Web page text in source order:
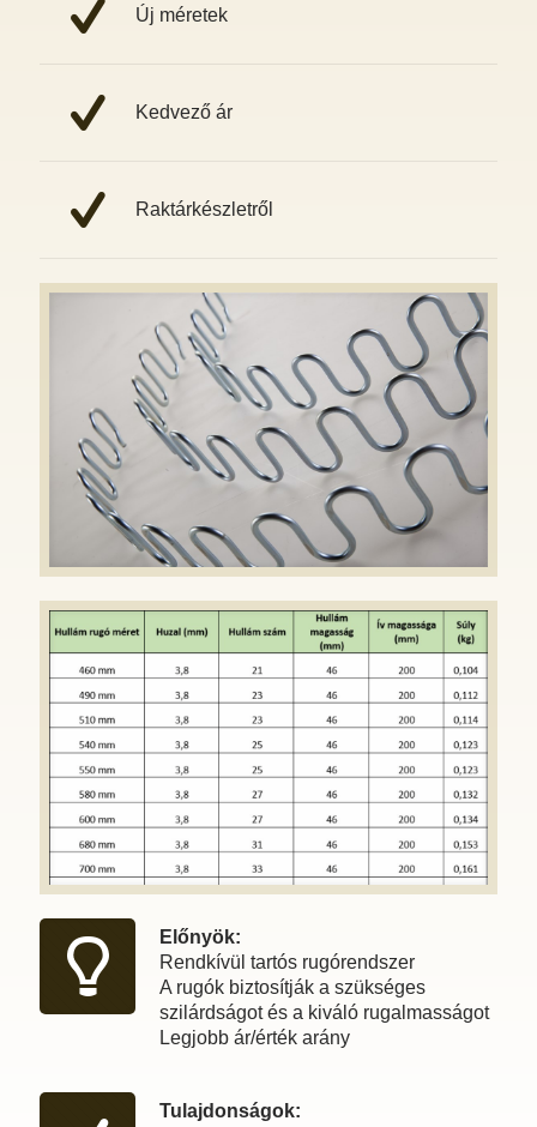
Új méretek
Kedvező ár
Raktárkészletről
Előnyök:
Rendkívül tartós rugórendszer
A rugók biztosítják a szükséges
szilárdságot és a kiváló rugalmasságot
Legjobb ár/érték arány
Tulajdonságok: